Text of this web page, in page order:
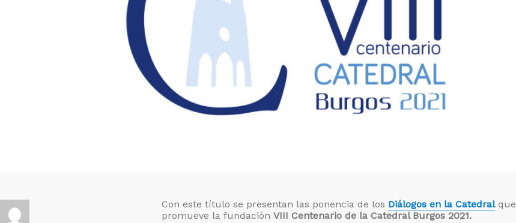
Con este título se presentan las ponencia de los Diálogos en la Catedralque
promueve la fundación VIII Centenario de la Catedral Burgos 2021.